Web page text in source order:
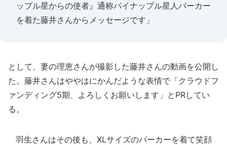
ップル星からの使者』通称パイナップル星人パーカー
を着た藤井さんからメッセージです」
として、妻の理恵さんが撮影した藤井さんの動画を公開し
た。藤井さんはややはにかんだような表情で「クラウドフ
ァンディング5期、よろしくお願いします」とPRしてい
る。
羽生さんはその後も、XLサイズのパーカーを着て笑顔